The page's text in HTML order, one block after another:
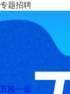
专题招聘
五险一金